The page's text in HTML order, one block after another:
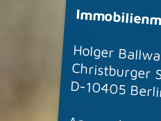
Holger
Christburger
D-10405